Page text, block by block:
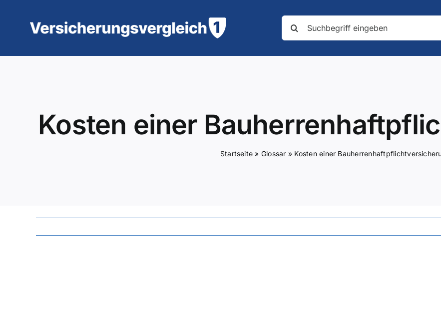
springen
nach:
Kosten einer
Startseite » Glossar » Kosten einer